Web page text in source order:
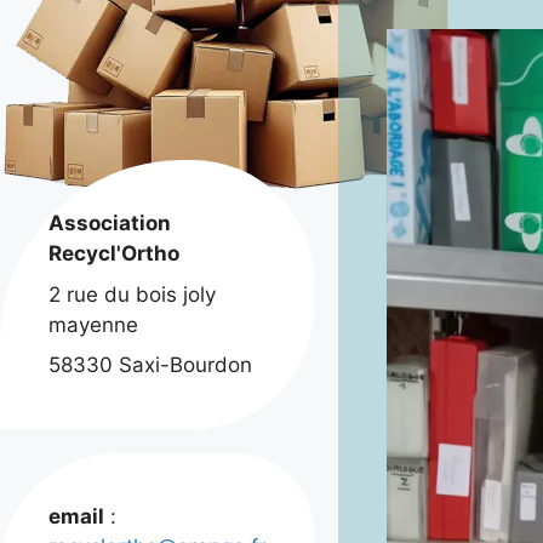
Association
Recycl'Ortho
2 rue du bois joly
mayenne
58330 Saxi-Bourdon
email :